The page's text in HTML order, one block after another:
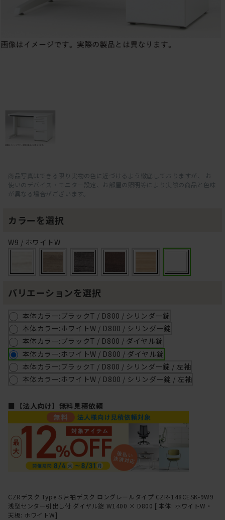
商品写真はできる限り実物の色に近づけるよう徹底しておりますが、 お
使いのデバイス・モニター設定、お部屋の照明等により実際の商品と色味
が異なる場合がございます。
カラーを選択
W9 / ホワイトW
バリエーションを選択
本体カラー:ブラックT / D800 / シリンダー錠
本体カラー:ホワイトW / D800 / シリンダー錠
本体カラー:ブラックT / D800 / ダイヤル錠
本体カラー:ホワイトW / D800 / ダイヤル錠
本体カラー:ブラックT / D800 / シリンダー錠 / 左袖
本体カラー:ホワイトW / D800 / シリンダー錠 / 左袖
■【法人向け】無料見積依頼
CZRデスク Type S 片袖デスク ロングレールタイプ CZR-148CESK-9W9
浅型センター引出し付 ダイヤル錠 W1400 × D800 [ 本体: ホワイトW・
天板: ホワイトW]